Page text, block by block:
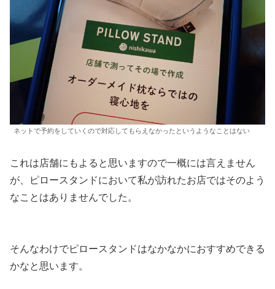
ネットで予約をしていくので対応してもらえなかったというようなことはない
これは店舗にもよると思いますので一概には言えません
が、ピロースタンドにおいて私が訪れたお店ではそのよう
なことはありませんでした。
そんなわけでピロースタンドはなかなかにおすすめできる
かなと思います。